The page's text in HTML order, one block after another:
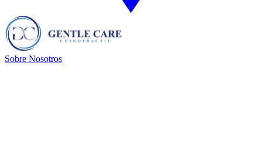
Sobre Nosotros